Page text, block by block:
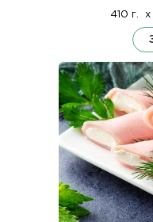
410 г. x